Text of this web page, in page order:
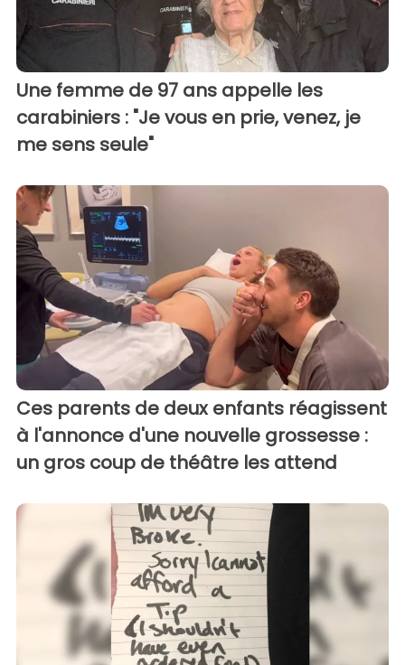
Une femme de 97 ans appelle les
carabiniers : "Je vous en prie, venez, je
me sens seule"
Ces parents de deux enfants réagissent
à l'annonce d'une nouvelle grossesse :
un gros coup de théâtre les attend